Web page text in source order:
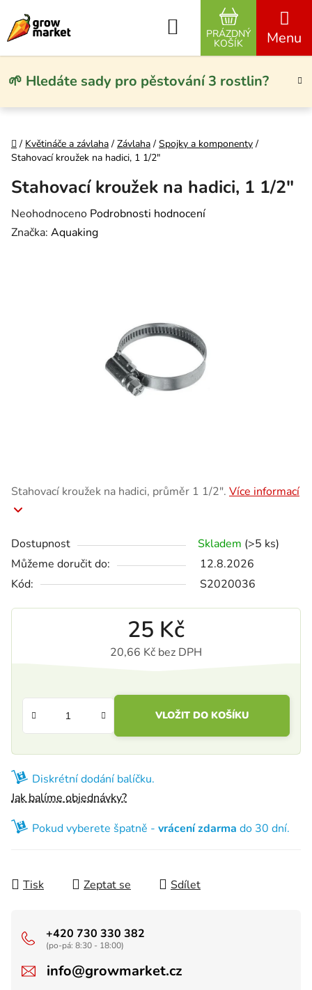
🌱 Hledáte sady pro pěstování 3 rostlin?
Hledat
NÁKUPNÍ
PRÁZDNÝ
KOŠÍK
Domů
/ Květináče a závlaha / Závlaha / Spojky a komponenty /
Stahovací kroužek na hadici, 1 1/2″
Stahovací kroužek na hadici, průměr 1 1/2″. Více informací
Dostupnost Skladem (>5 ks)
Můžeme doručit do:
12.8.2026
Kód:
S2020036
25 Kč
20,66 Kč bez DPH
VLOŽIT DO KOŠÍKU
Diskrétní dodání balíčku.
Jak balíme objednávky?
Pokud vyberete špatně - vrácení zdarma do 30 dní.
Tisk Zeptat se Sdílet
+420 730 330 382
(po-pá: 8:30 - 18:00)
info@growmarket.cz
Stahovací kroužek na hadici, 1 1/2″
Průměrné hodnocení produktu je 0,0 z 5 hvězdiček.
Neohodnoceno Podrobnosti hodnocení
Značka: Aquaking